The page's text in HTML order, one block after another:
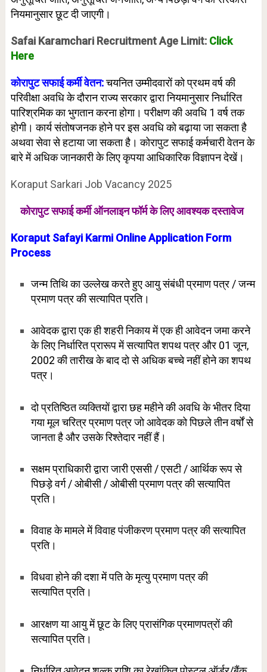
नियमानुसार छूट दी जाएगी।
Safai Karamchari Recruitment Age Limit: Click
Here
कोरापुट सफाई कर्मी वेतन:चयनित उम्मीदवारों को प्रथम वर्ष की
परिवीक्षा अवधि के दौरान राज्य सरकार द्वारा नियमानुसार निर्धारित
पारिश्रमिक का भुगतान करना होगा। परीक्षण की अवधि 1 वर्ष तक
होगी। कार्य संतोषजनक होने पर इस अवधि को बढ़ाया जा सकता है
अथवा सेवा से हटाया जा सकता है। कोरापुट सफाई कर्मचारी वेतन के
बारे में अधिक जानकारी के लिए कृपया आधिकारिक विज्ञापन देखें।
Koraput Sarkari Job Vacancy 2025
कोरापुट सफाई कर्मी ऑनलाइन फॉर्म के लिएआवश्यक दस्तावेज
Koraput Safayi Karmi Online Application Form
Process
जन्म तिथि का उल्लेख करते हुए आयु संबंधी प्रमाण पत्र / जन्म
प्रमाण पत्र की सत्यापित प्रति।
आवेदक द्वारा एक ही शहरी निकाय में एक ही आवेदन जमा करने
के लिए निर्धारित प्रारूप में सत्यापित शपथ पत्र और 01 जून,
2002 की तारीख के बाद दो से अधिक बच्चे नहीं होने का शपथ
पत्र।
दो प्रतिष्ठित व्यक्तियों द्वारा छह महीने की अवधि के भीतर दिया
गया मूल चरित्र प्रमाण पत्र जो आवेदक को पिछले तीन वर्षों से
जानता है और उसके रिश्तेदार नहीं हैं।
सक्षम प्राधिकारी द्वारा जारी एससी / एसटी / आर्थिक रूप से
पिछड़े वर्ग / ओबीसी / ओबीसी प्रमाण पत्र की सत्यापित
प्रति।
विवाह के मामले में विवाह पंजीकरण प्रमाण पत्र की सत्यापित
प्रति।
विधवा होने की दशा में पति के मृत्यु प्रमाण पत्र की
सत्यापितप्रति।
आरक्षण या आयु में छूट के लिए प्रासंगिक प्रमाणपत्रों की
सत्यापित प्रति।